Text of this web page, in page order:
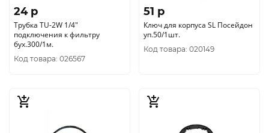
24 p
Трубка TU-2W 1/4"
подключения к фильтру
бух.300/1м.
Код товара: 026567
51 p
Ключ для корпуса SL Посейдон
уп.50/1шт.
Код товара: 020149